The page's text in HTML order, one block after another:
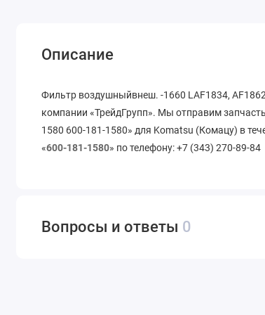
Описание
Фильтр воздушныйвнеш. -1660 LAF1834,
компании «ТрейдГрупп». Мы отправим
1580 600-181-1580» для Komatsu (Комацу) в
«600-181-1580» по телефону: +7 (343) 270-89-84
Вопросы и ответы 0